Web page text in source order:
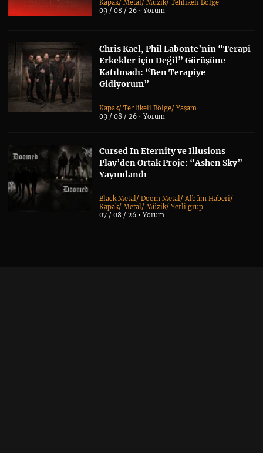
Kapak/ Metal / Müzik/Tehlikeli Bölge
09 / 08 / 26 •Yorum
Chris Kael, Phil Labonte’nin “Terapi
Erkekler İçin Değil” Görüşüne
Katılmadı: “Ben Terapiye
Gidiyorum”
Kapak/Tehlikeli Bölge/Yaşam
09 / 08 / 26 •Yorum
Cursed In Eternity ve Illusions
Play’den Ortak Proje: “Ashen Sky”
Yayımlandı
Black Metal/Doom Metal/Albüm Haberi/
Kapak/Metal/Müzik/Yerli grup
07 / 08 / 26 •Yorum